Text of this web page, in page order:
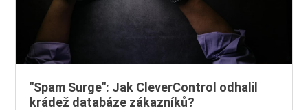
"Spam Surge": Jak CleverControl odhalil
krádež databáze zákazníků?